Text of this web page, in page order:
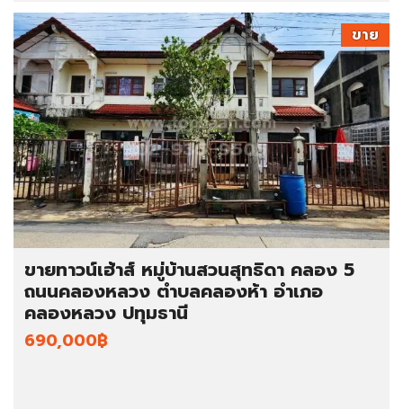
ขาย
ขายทาวน์เฮ้าส์ หมู่บ้านสวนสุทธิดา คลอง 5
ถนนคลองหลวง ตำบลคลองห้า อำเภอ
คลองหลวง ปทุมธานี
690,000฿